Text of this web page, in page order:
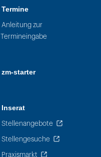
Termine
Anleitung zur
Termineingabe
zm-starter
Inserat
Stellenangebote
Stellengesuche
Praxismarkt